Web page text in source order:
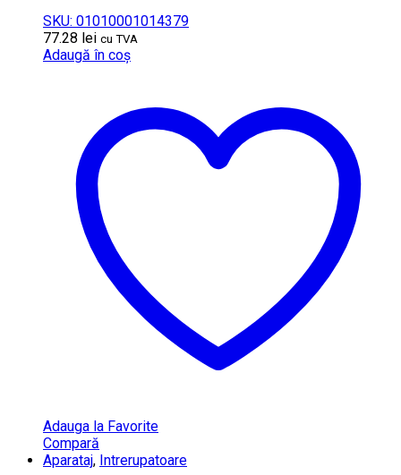
SKU: 01010001014379
77.28 lei cu TVA
Adaugă în coș
Adauga la Favorite
Compară
Aparataj, Intrerupatoare